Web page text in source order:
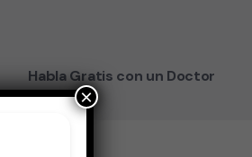
Habla Gratis con un Doctor
×